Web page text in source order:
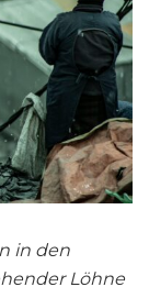
in den
Löhne